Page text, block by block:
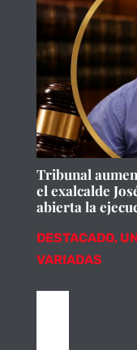
Tribunal
el exalcalde
abierta la
DESTACADO,
VARIADAS